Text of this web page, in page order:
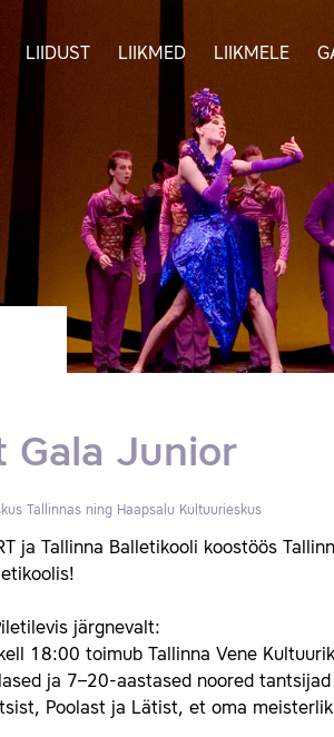
LIIDUST LIIKMED LIIKMELE
Gala Junior
Tallinnas ning Haapsalu Kultuurieskus
ja Tallinna Balletikooli koostöös
järgnevalt:
18:00 toimub Tallinna Vene
ja 7–20-aastased noored
Poolast ja Lätist, et oma